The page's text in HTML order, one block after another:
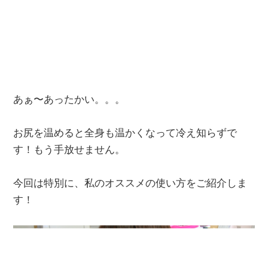
あぁ〜あったかい。。。
お尻を温めると全身も温かくなって冷え知らずで
す！もう手放せません。
今回は特別に、私のオススメの使い方をご紹介しま
す！